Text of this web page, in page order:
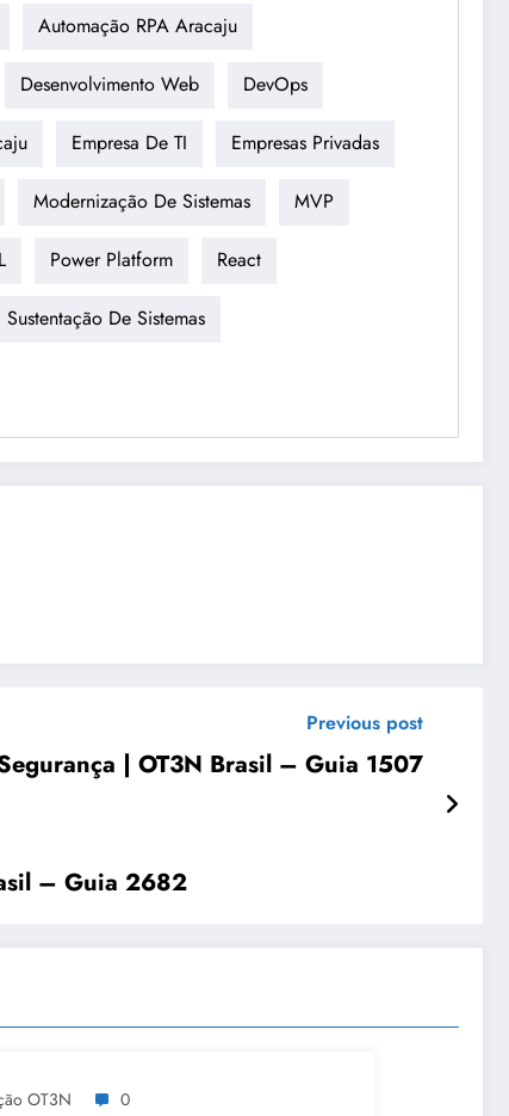
Automação RPA Aracaju
Desenvolvimento Web DevOps
Empresa De TI Empresas Privadas
Modernização De Sistemas MVP
Power Platform React
Sustentação De Sistemas
Previous post
| OT3N Brasil – Guia 1507
– Guia 2682
OT3N 0